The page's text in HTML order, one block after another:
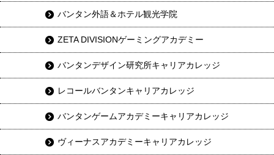
バンタン外語＆ホテル観光学院
ZETA DIVISIONゲーミングアカデミー
バンタンデザイン研究所キャリアカレッジ
レコールバンタンキャリアカレッジ
バンタンゲームアカデミーキャリアカレッジ
ヴィーナスアカデミーキャリアカレッジ